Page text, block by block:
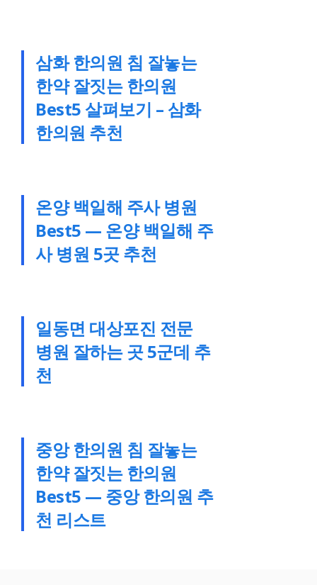
삼화 한의원 침 잘놓는
한약 잘짓는 한의원
Best5 살펴보기 – 삼화
한의원 추천
온양 백일해 주사 병원
Best5 — 온양 백일해 주
사 병원 5곳 추천
일동면 대상포진 전문
병원 잘하는 곳 5군데 추
천
중앙 한의원 침 잘놓는
한약 잘짓는 한의원
Best5 — 중앙 한의원 추
천 리스트